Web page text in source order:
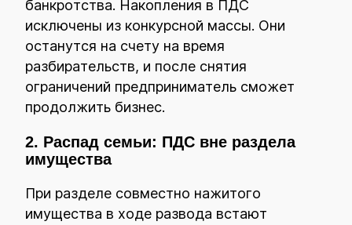
банкротства. Накопления в ПДС
исключены из конкурсной массы. Они
останутся на счету на время
разбирательств, и после снятия
ограничений предприниматель сможет
продолжить бизнес.
2. Распад семьи: ПДС вне раздела
имущества
При разделе совместно нажитого
имущества в ходе развода встают